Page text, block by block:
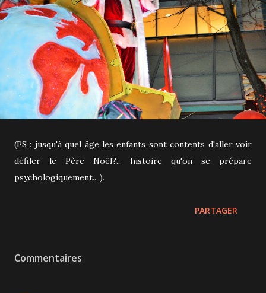
(PS : jusqu'à quel âge les enfants sont contents d'aller voir
défiler le Père Noël?... histoire qu'on se prépare
psychologiquement....).
PARTAGER
Commentaires